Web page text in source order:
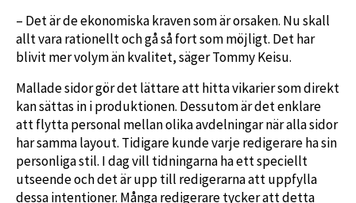
– Det är de ekonomiska kraven som är orsaken. Nu skall
allt vara rationellt och gå så fort som möjligt. Det har
blivit mer volym än kvalitet, säger Tommy Keisu.
Mallade sidor gör det lättare att hitta vikarier som direkt
kan sättas in i produktionen. Dessutom är det enklare
att flytta personal mellan olika avdelningar när alla sidor
har samma layout. Tidigare kunde varje redigerare ha sin
personliga stil. I dag vill tidningarna ha ett speciellt
utseende och det är upp till redigerarna att uppfylla
dessa intentioner. Många redigerare tycker att detta